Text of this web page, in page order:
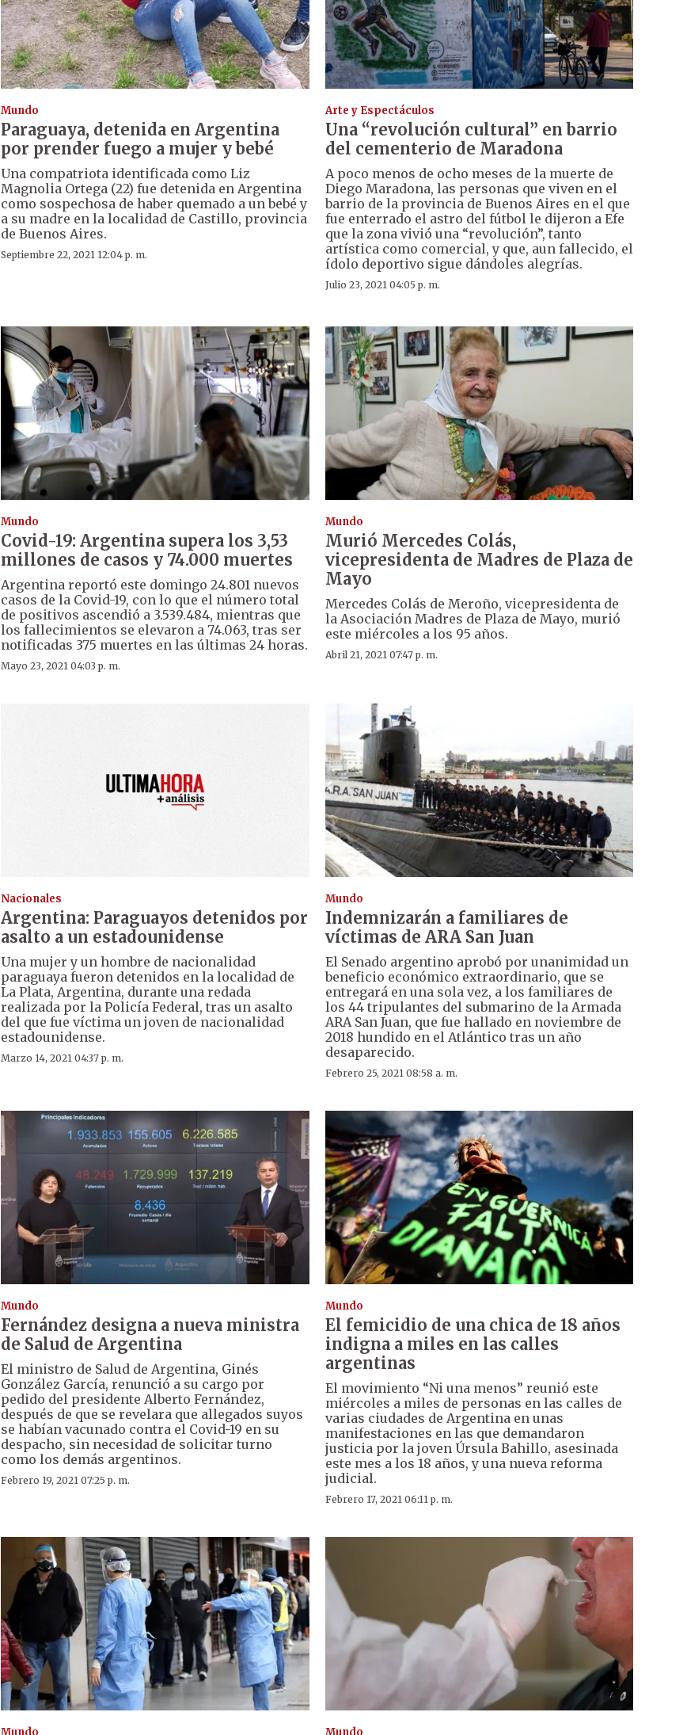
Mundo
Paraguaya, detenida en Argentina
por prender fuego a mujer y bebé
Una compatriota identificada como Liz
Magnolia Ortega (22) fue detenida en Argentina
como sospechosa de haber quemado a un bebé y
a su madre en la localidad de Castillo, provincia
de Buenos Aires.
Septiembre 22, 2021 12:04 p. m.
Arte y Espectáculos
Una “revolución cultural” en barrio
del cementerio de Maradona
A poco menos de ocho meses de la muerte de
Diego Maradona, las personas que viven en el
barrio de la provincia de Buenos Aires en el que
fue enterrado el astro del fútbol le dijeron a Efe
que la zona vivió una “revolución”, tanto
artística como comercial, y que, aun fallecido, el
ídolo deportivo sigue dándoles alegrías.
Julio 23, 2021 04:05 p. m.
Mundo
Covid-19: Argentina supera los 3,53
millones de casos y 74.000 muertes
Argentina reportó este domingo 24.801 nuevos
casos de la Covid-19, con lo que el número total
de positivos ascendió a 3.539.484, mientras que
los fallecimientos se elevaron a 74.063, tras ser
notificadas 375 muertes en las últimas 24 horas.
Mayo 23, 2021 04:03 p. m.
Mundo
Murió Mercedes Colás,
vicepresidenta de Madres de Plaza de
Mayo
Mercedes Colás de Meroño, vicepresidenta de
la Asociación Madres de Plaza de Mayo, murió
este miércoles a los 95 años.
Abril 21, 2021 07:47 p. m.
Nacionales
Argentina: Paraguayos detenidos por
asalto a un estadounidense
Una mujer y un hombre de nacionalidad
paraguaya fueron detenidos en la localidad de
La Plata, Argentina, durante una redada
realizada por la Policía Federal, tras un asalto
del que fue víctima un joven de nacionalidad
estadounidense.
Marzo 14, 2021 04:37 p. m.
Mundo
Indemnizarán a familiares de
víctimas de ARA San Juan
El Senado argentino aprobó por unanimidad un
beneficio económico extraordinario, que se
entregará en una sola vez, a los familiares de
los 44 tripulantes del submarino de la Armada
ARA San Juan, que fue hallado en noviembre de
2018 hundido en el Atlántico tras un año
desaparecido.
Febrero 25, 2021 08:58 a. m.
Mundo
Fernández designa a nueva ministra
de Salud de Argentina
El ministro de Salud de Argentina, Ginés
González García, renunció a su cargo por
pedido del presidente Alberto Fernández,
después de que se revelara que allegados suyos
se habían vacunado contra el Covid-19 en su
despacho, sin necesidad de solicitar turno
como los demás argentinos.
Febrero 19, 2021 07:25 p. m.
Mundo
El femicidio de una chica de 18 años
indigna a miles en las calles
argentinas
El movimiento “Ni una menos” reunió este
miércoles a miles de personas en las calles de
varias ciudades de Argentina en unas
manifestaciones en las que demandaron
justicia por la joven Úrsula Bahillo, asesinada
este mes a los 18 años, y una nueva reforma
judicial.
Febrero 17, 2021 06:11 p. m.
Mundo Mundo